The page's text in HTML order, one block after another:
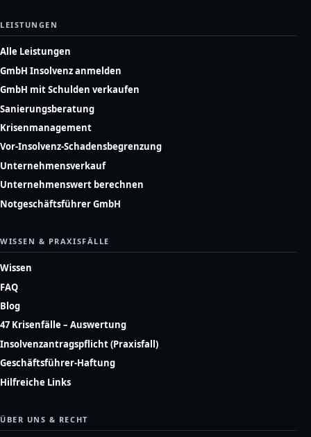
LEISTUNGEN
Alle Leistungen
GmbH Insolvenz anmelden
GmbH mit Schulden verkaufen
Sanierungsberatung
Krisenmanagement
Vor-Insolvenz-Schadensbegrenzung
Unternehmensverkauf
Unternehmenswert berechnen
Notgeschäftsführer GmbH
WISSEN & PRAXISFÄLLE
Wissen
FAQ
Blog
47 Krisenfälle – Auswertung
Insolvenzantragspflicht (Praxisfall)
Geschäftsführer-Haftung
Hilfreiche Links
ÜBER UNS & RECHT